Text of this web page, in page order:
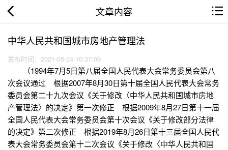
文章内容
中华人民共和国城市房地产管理法
发布时间：2021-05-24 10:37:09
（1994年7月5日第八届全国人民代表大会常务委员会第八
次会议通过 根据2007年8月30日第十届全国人民代表大会常务
委员会第二十九次会议《关于修改〈中华人民共和国城市房地
产管理法〉的决定》第一次修正 根据2009年8月27日第十一届
全国人民代表大会常务委员会第十次会议《关于修改部分法律
的决定》第二次修正 根据2019年8月26日第十三届全国人民代
表大会常务委员会第十二次会议《关于修改〈中华人民共和国